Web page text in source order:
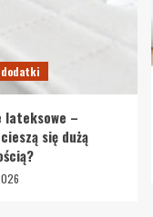
lateksowe –
się dużą